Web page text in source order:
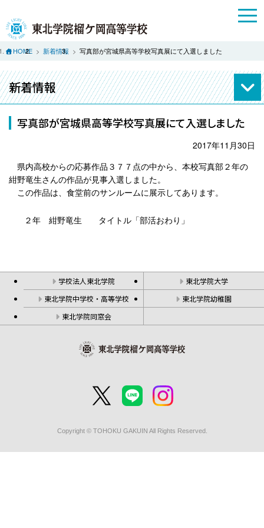
HOME 新着情報 写真部が宮城県高等学校写真展にて入選しました
新着情報
写真部が宮城県高等学校写真展にて入選しました
2017年11月30日
県内高校からの応募作品３７７点の中から、本校写真部２年の
紺野竜生さんの作品が見事入選しました。
この作品は、食堂前のサンルームに展示してあります。
２年 紺野竜生 タイトル「部活おわり」
学校法人東北学院
東北学院大学
東北学院中学校・高等学校
東北学院幼稚園
東北学院同窓会
Copyright © TOHOKU GAKUIN All Rights Reserved.